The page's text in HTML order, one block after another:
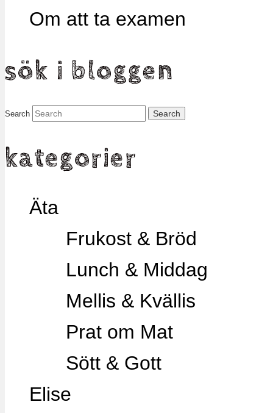
Om att ta examen
sök i bloggen
Search
kategorier
Äta
Frukost & Bröd
Lunch & Middag
Mellis & Kvällis
Prat om Mat
Sött & Gott
Elise